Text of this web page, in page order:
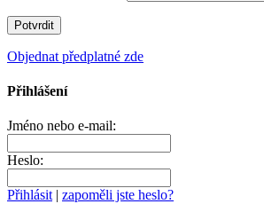
Objednat předplatné zde
Přihlášení
Jméno nebo e-mail:
Heslo:
Přihlásit | zapoměli jste heslo?